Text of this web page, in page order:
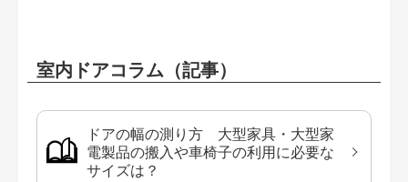
室内ドアコラム（記事）
ドアの幅の測り方 大型家具・大型家
電製品の搬入や車椅子の利用に必要な
サイズは？